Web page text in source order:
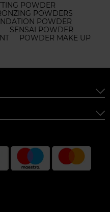
POWDER
POWDERS
POWDER
SENSAI POWDER
POWDER MAKE UP